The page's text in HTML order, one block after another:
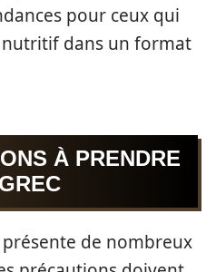
pour ceux qui
dans un format
À PRENDRE
de nombreux